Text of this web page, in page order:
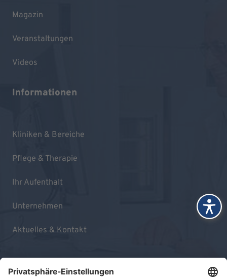
Magazin
Veranstaltungen
Videos
Informationen
Kliniken & Bereiche
Pflege & Therapie
Ihr Aufenthalt
Unternehmen
Aktuelles & Kontakt